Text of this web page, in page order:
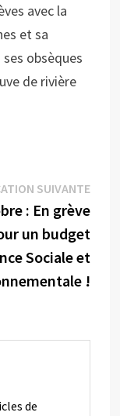
avec la
et sa
obsèques
de rivière
:
SUIVANTE
: En grève
un budget
Sociale et
!
de